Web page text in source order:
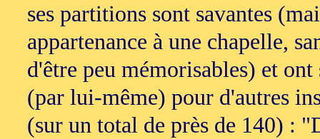
ses partitions sont savantes
appartenance à une chapelle,
d'être peu mémorisables) et
(par lui-même) pour d'autres
(sur un total de près de 140) :